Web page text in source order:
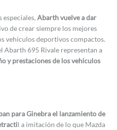
especiales, Abarth vuelve a dar
de crear siempre los mejores
vehículos deportivos compactos.
Abarth 695 Rivale representan a
y prestaciones de los vehículos
para Ginebra el lanzamiento de
l a imitación de lo que Mazda